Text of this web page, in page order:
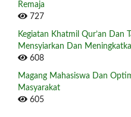
Remaja
727
Kegiatan Khatmil Qur’an Dan
Mensyiarkan Dan
608
Magang Mahasiswa Dan
Masyarakat
605